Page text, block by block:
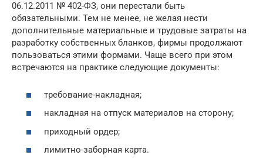
06.12.2011 № 402-ФЗ, они перестали быть
обязательными. Тем не менее, не желая нести
дополнительные материальные и трудовые затраты на
разработку собственных бланков, фирмы продолжают
пользоваться этими формами. Чаще всего при этом
встречаются на практике следующие документы:
требование-накладная;
накладная на отпуск материалов на сторону;
приходный ордер;
лимитно-заборная карта.